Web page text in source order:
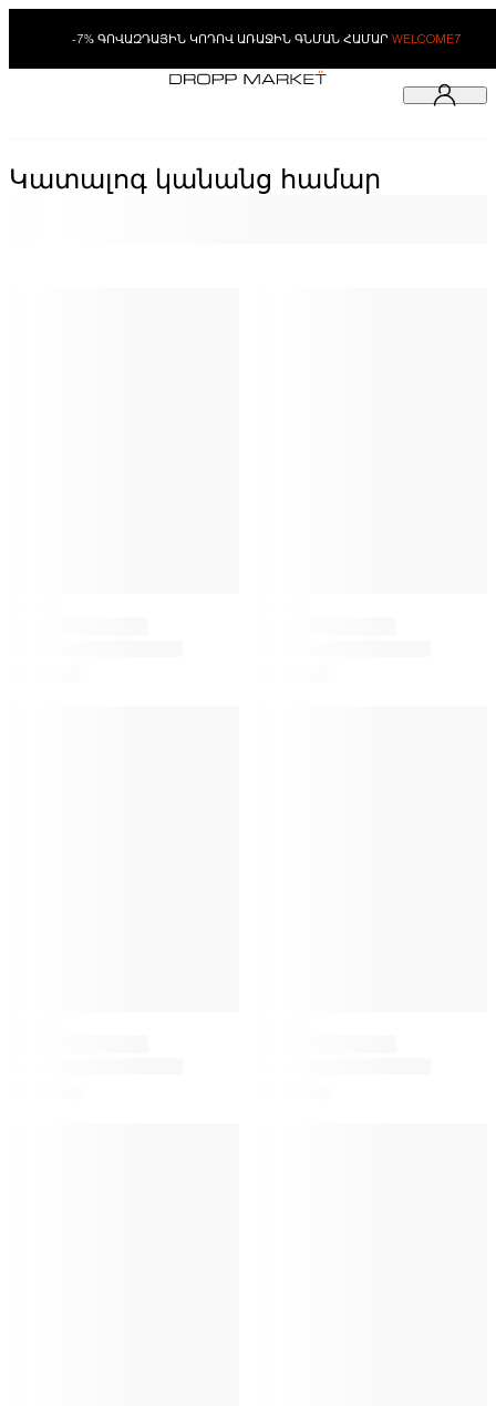
-7% ԳՈՎԱԶԴԱՅԻՆ ԿՈԴՈՎ ԱՌԱՋԻՆ ԳՆՄԱՆ ՀԱՄԱՐ WELCOME7
Կատալոգ կանանց համար